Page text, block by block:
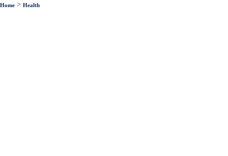
Home > Health